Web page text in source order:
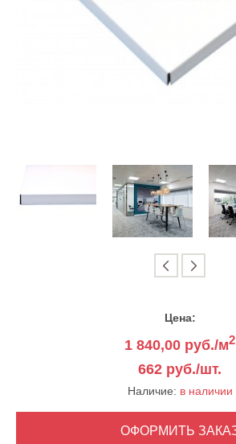
Цена:
1 840,00 руб./м2
662 руб./шт.
Наличие: в наличии